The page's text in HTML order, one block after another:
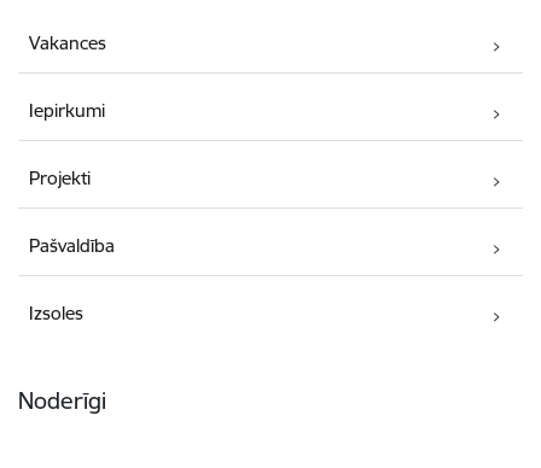
Vakances
Iepirkumi
Projekti
Pašvaldība
Izsoles
Noderīgi